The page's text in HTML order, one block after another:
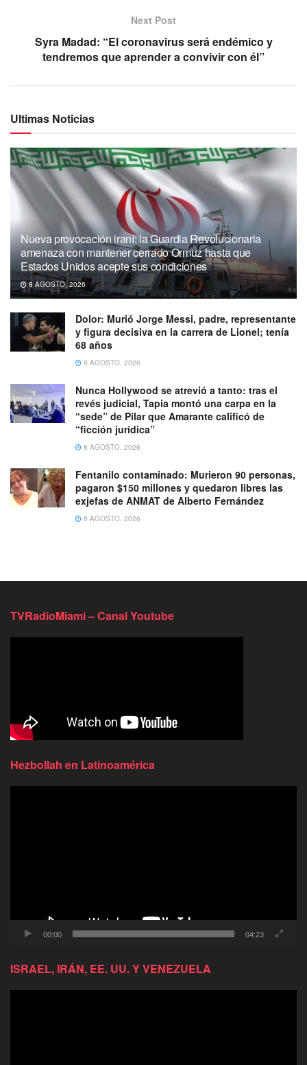
Next Post
Syra Madad: “El coronavirus será endémico y
tendremos que aprender a convivir con él”
Ultimas Noticias
Nueva provocación iraní: la Guardia Revolucionaria
amenaza con mantener cerrado Ormuz hasta que
Estados Unidos acepte sus condiciones
8 AGOSTO, 2026
Dolor: Murió Jorge Messi, padre, representante
y figura decisiva en la carrera de Lionel; tenía
68 años
8 AGOSTO, 2026
Nunca Hollywood se atrevió a tanto: tras el
revés judicial, Tapia montó una carpa en la
“sede” de Pilar que Amarante calificó de
“ficción jurídica”
8 AGOSTO, 2026
Fentanilo contaminado: Murieron 90 personas,
pagaron $150 millones y quedaron libres las
exjefas de ANMAT de Alberto Fernández
8 AGOSTO, 2026
TVRadioMiami – Canal Youtube
Hezbollah en Latinoamérica
00:00 04:23
ISRAEL, IRÁN, EE. UU. Y VENEZUELA